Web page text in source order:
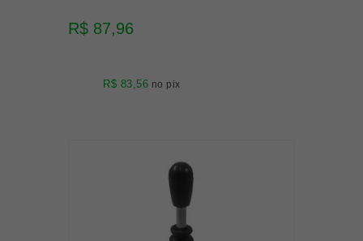
R$ 87,96
R$ 83,56 no pix